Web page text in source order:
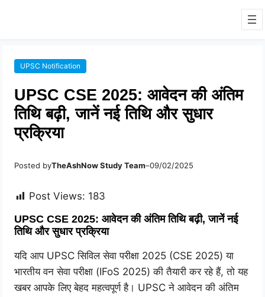
UPSC Notification
UPSC CSE 2025: आवेदन की अंतिम
तिथि बढ़ी, जानें नई तिथि और सुधार
प्रक्रिया
Posted byTheAshNow Study Team–09/02/2025
Post Views: 183
UPSC CSE 2025: आवेदन की अंतिम तिथि बढ़ी, जानें नई
तिथि और सुधार प्रक्रिया
यदि आप UPSC सिविल सेवा परीक्षा 2025 (CSE 2025) या
भारतीय वन सेवा परीक्षा (IFoS 2025) की तैयारी कर रहे हैं, तो यह
खबर आपके लिए बेहद महत्वपूर्ण है। UPSC ने आवेदन की अंतिम